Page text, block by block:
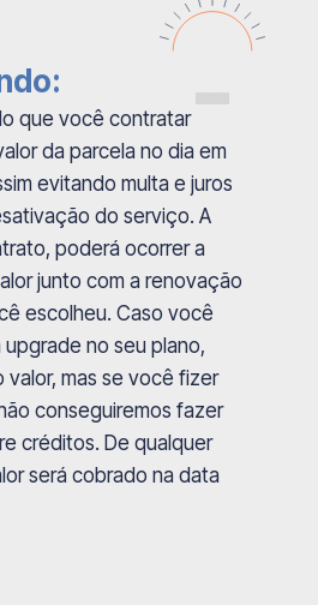
que você contratar
da parcela no dia em
evitando multa e juros
do serviço. A
poderá ocorrer a
junto com a renovação
escolheu. Caso você
no seu plano,
valor, mas se você fizer
conseguiremos fazer
créditos. De qualquer
será cobrado na data